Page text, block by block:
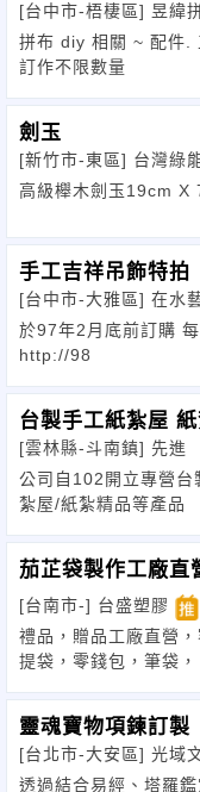
[台中市-梧棲區] 昱緯
拼布 diy 相關 ~ 配件.
訂作不限數量
劍玉
[新竹市-東區] 台灣綠
高級櫸木劍玉19cm X
手工吉祥吊飾特拍
[台中市-大雅區] 在水
於97年2月底前訂購
http://98
台製手工紙紮屋
[雲林縣-斗南鎮] 先進
公司自102開立專營
紮屋/紙紮精品等產品
茄芷袋製作工廠直
[台南市-] 台盛塑膠
禮品，贈品工廠直營
提袋，零錢包，筆袋，
靈魂寶物項鍊訂製
[台北市-大安區] 光域
透過結合易經、塔羅